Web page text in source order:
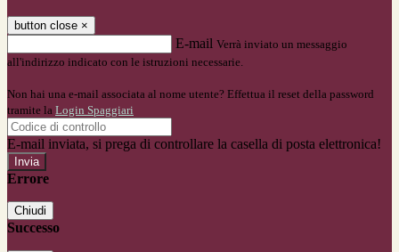
button close ×
E-mail Verrà inviato un messaggio
all'indirizzo indicato con le istruzioni necessarie.
Non hai una e-mail associata al nome utente? Effettua il reset della password
tramite la Login Spaggiari
E-mail inviata, si prega di controllare la casella di posta elettronica!
Errore
Chiudi
Successo